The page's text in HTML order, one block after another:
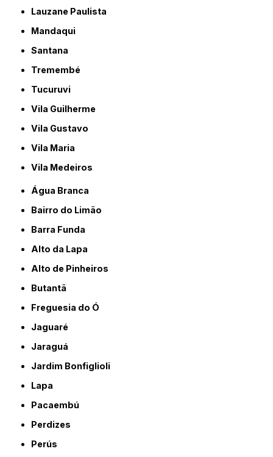
Lauzane Paulista
Mandaqui
Santana
Tremembé
Tucuruvi
Vila Guilherme
Vila Gustavo
Vila Maria
Vila Medeiros
Água Branca
Bairro do Limão
Barra Funda
Alto da Lapa
Alto de Pinheiros
Butantã
Freguesia do Ó
Jaguaré
Jaraguá
Jardim Bonfiglioli
Lapa
Pacaembú
Perdizes
Perús